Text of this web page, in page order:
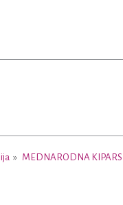
MEDNARODNA